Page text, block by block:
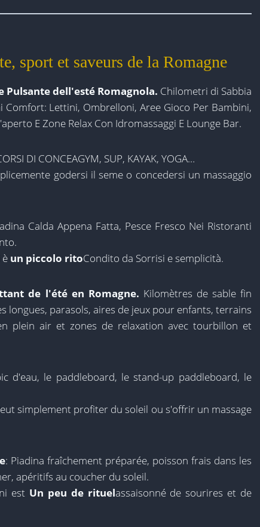
sport et saveurs de la Romagne
Pulsante dell'esté Romagnola. Chilometri di Sabbia
Comfort: Lettini, Ombrelloni, Aree Gioco Per Bambini,
E Zone Relax Con Idromassaggi E Lounge Bar.
DI CONCEAGYM, SUP, KAYAK, YOGA…
godersi il seme o concedersi un massaggio
Calda Appena Fatta, Pesce Fresco Nei Ristoranti
un piccolo ritoCondito da Sorrisi e semplicità.
de l'été en Romagne. Kilomètres de sable fin
longues, parasols, aires de jeux pour enfants, terrains
plein air et zones de relaxation avec tourbillon et
d'eau, le paddleboard, le stand-up paddleboard, le
simplement profiter du soleil ou s'offrir un massage
: Piadina fraîchement préparée, poisson frais dans les
apéritifs au coucher du soleil.
est Un peu de rituelassaisonné de sourires et de